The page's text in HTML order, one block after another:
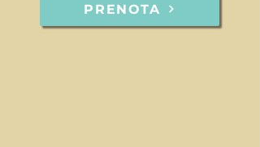
PRENOTA